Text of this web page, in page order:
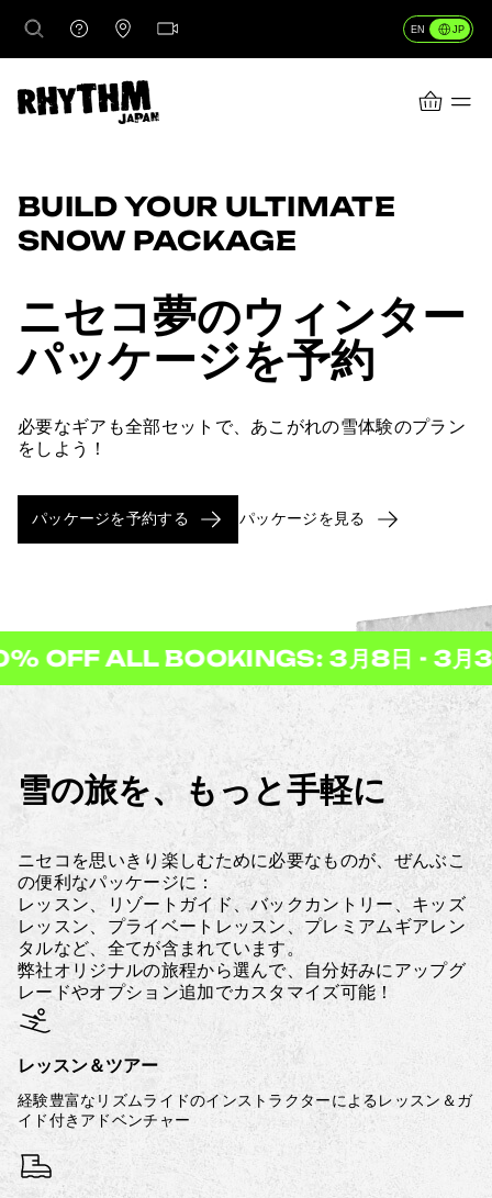
JP
EN
CART
行き先
レッスン＆ガイド
店舗情報
BUILD YOUR ULTIMATE
SNOW PACKAGE
ニセコ夢のウィンター
パッケージを予約
必要なギアも全部セットで、あこがれの雪体験のプラン
をしよう！
パッケージを予約する パッケージを見る
BOOKINGS: 3月8日 - 3月31日
雪の旅を、もっと手軽に
ニセコを思いきり楽しむために必要なものが、ぜんぶこ
の便利なパッケージに：
レッスン、リゾートガイド、バックカントリー、キッズ
レッスン、プライベートレッスン、プレミアムギアレン
タルなど、全てが含まれています。
弊社オリジナルの旅程から選んで、自分好みにアップグ
レードやオプション追加でカスタマイズ可能！
レッスン＆ツアー
経験豊富なリズムライドのインストラクターによるレッスン＆ガ
イド付きアドベンチャー